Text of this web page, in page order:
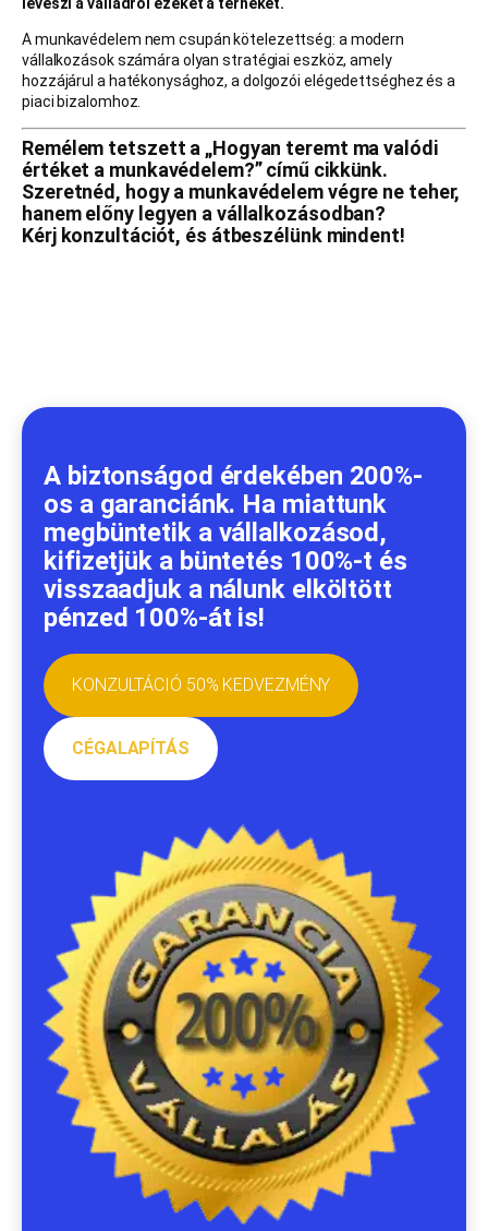
leveszi a válladról ezeket a terheket.
A munkavédelem nem csupán kötelezettség: a modern
vállalkozások számára olyan stratégiai eszköz, amely
hozzájárul a hatékonysághoz, a dolgozói elégedettséghez és a
piaci bizalomhoz.
Remélem tetszett a „Hogyan teremt ma valódi
értéket a munkavédelem?” című cikkünk.
Szeretnéd, hogy a munkavédelem végre ne teher,
hanem előny legyen a vállalkozásodban?
Kérj konzultációt, és átbeszélünk mindent!
A biztonságod érdekében 200%-
os a garanciánk. Ha miattunk
megbüntetik a vállalkozásod,
kifizetjük a büntetés 100%-t és
visszaadjuk a nálunk elköltött
pénzed 100%-át is!
KONZULTÁCIÓ 50% KEDVEZMÉNY
CÉGALAPÍTÁS